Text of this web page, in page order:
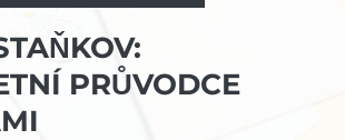
PRŮVODCE